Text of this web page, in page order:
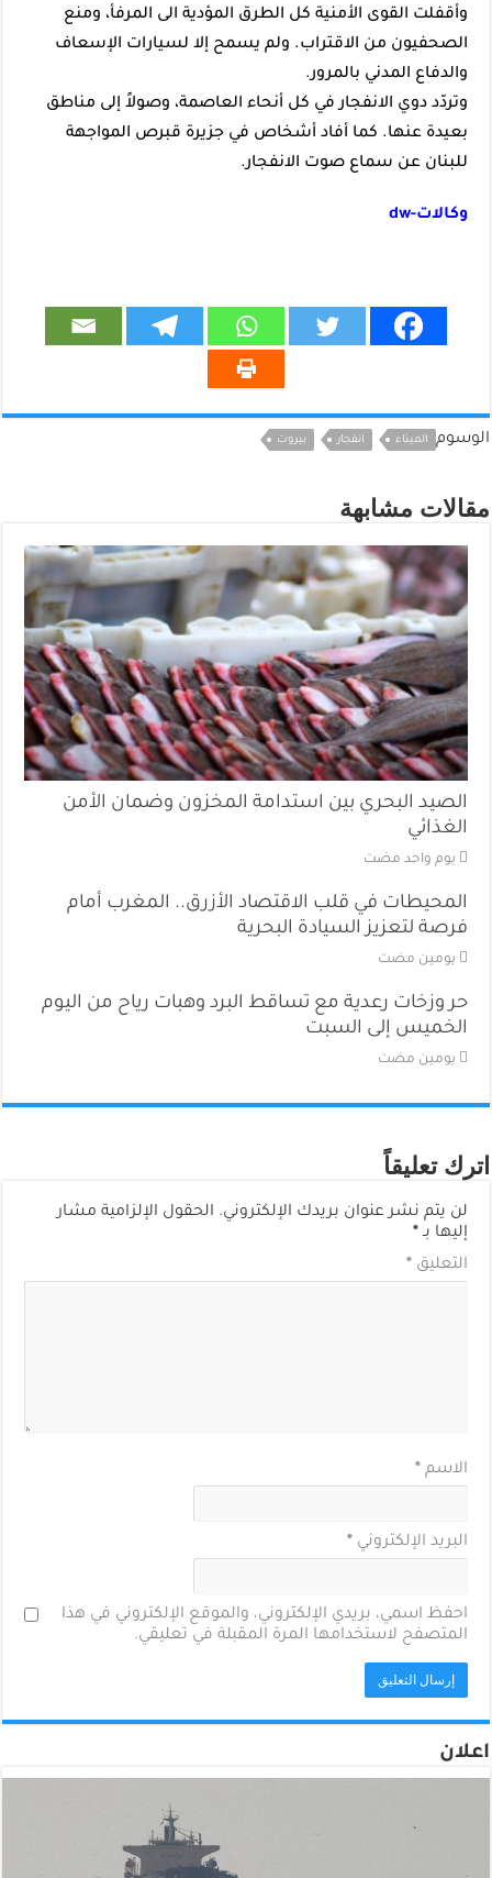
وأقفلت القوى الأمنية كل الطرق المؤدية الى المرفأ، ومنع
الصحفيون من الاقتراب. ولم يسمح إلا لسيارات الإسعاف
والدفاع المدني بالمرور.
وتردّد دوي الانفجار في كل أنحاء العاصمة، وصولاً إلى مناطق
بعيدة عنها. كما أفاد أشخاص في جزيرة قبرص المواجهة
للبنان عن سماع صوت الانفجار.
وكالات-dw
الوسوم الميناء انفجار بيروت
مقالات مشابهة
الصيد البحري بين استدامة المخزون وضمان الأمن
الغذائي
‏يوم واحد مضت
المحيطات في قلب الاقتصاد الأزرق.. المغرب أمام
فرصة لتعزيز السيادة البحرية
‏يومين مضت
حر وزخات رعدية مع تساقط البرد وهبات رياح من اليوم
الخميس إلى السبت
‏يومين مضت
اترك تعليقاً
لن يتم نشر عنوان بريدك الإلكتروني. الحقول الإلزامية مشار
إليها بـ*
التعليق*
الاسم*
البريد الإلكتروني*
احفظ اسمي، بريدي الإلكتروني، والموقع الإلكتروني في هذا
المتصفح لاستخدامها المرة المقبلة في تعليقي.
اعلان